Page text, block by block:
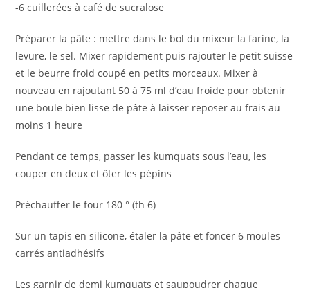
-6 cuillerées à café de sucralose
Préparer la pâte : mettre dans le bol du mixeur la farine, la
levure, le sel. Mixer rapidement puis rajouter le petit suisse
et le beurre froid coupé en petits morceaux. Mixer à
nouveau en rajoutant 50 à 75 ml d’eau froide pour obtenir
une boule bien lisse de pâte à laisser reposer au frais au
moins 1 heure
Pendant ce temps, passer les kumquats sous l’eau, les
couper en deux et ôter les pépins
Préchauffer le four 180 ° (th 6)
Sur un tapis en silicone, étaler la pâte et foncer 6 moules
carrés antiadhésifs
Les garnir de demi kumquats et saupoudrer chaque